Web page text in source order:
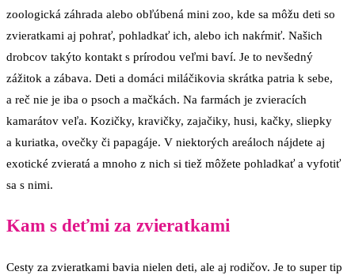
zoologická záhrada alebo obľúbená mini zoo, kde sa môžu deti so
zvieratkami aj pohrať, pohladkať ich, alebo ich nakŕmiť. Našich
drobcov takýto kontakt s prírodou veľmi baví. Je to nevšedný
zážitok a zábava. Deti a domáci miláčikovia skrátka patria k sebe,
a reč nie je iba o psoch a mačkách. Na farmách je zvieracích
kamarátov veľa. Kozičky, kravičky, zajačiky, husi, kačky, sliepky
a kuriatka, ovečky či papagáje. V niektorých areáloch nájdete aj
exotické zvieratá a mnoho z nich si tiež môžete pohladkať a vyfotiť
sa s nimi.
Kam s deťmi za zvieratkami
Cesty za zvieratkami bavia nielen deti, ale aj rodičov. Je to super tip